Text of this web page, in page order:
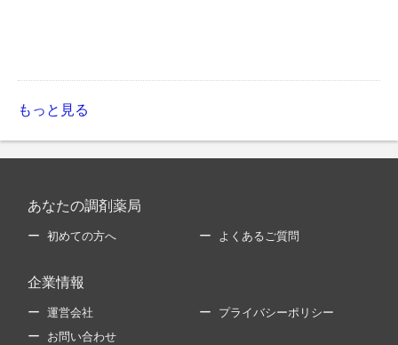
もっと見る
あなたの調剤薬局
初めての方へ よくあるご質問
企業情報
運営会社 プライバシーポリシー
お問い合わせ